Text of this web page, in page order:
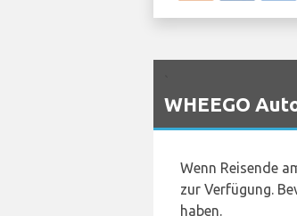
WHEEGO
Wenn Reisende
zur Verfügung.
haben.